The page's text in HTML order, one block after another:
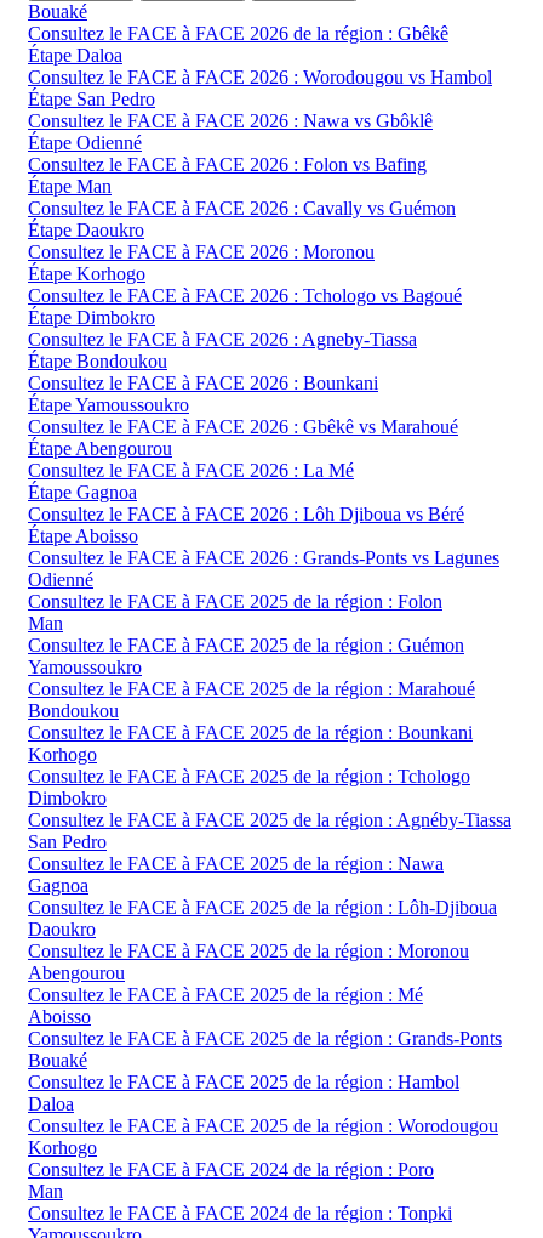
Bouaké
Consultez le FACE à FACE 2026 de la région : Gbêkê
Étape Daloa
Consultez le FACE à FACE 2026 : Worodougou vs Hambol
Étape San Pedro
Consultez le FACE à FACE 2026 : Nawa vs Gbôklê
Étape Odienné
Consultez le FACE à FACE 2026 : Folon vs Bafing
Étape Man
Consultez le FACE à FACE 2026 : Cavally vs Guémon
Étape Daoukro
Consultez le FACE à FACE 2026 : Moronou
Étape Korhogo
Consultez le FACE à FACE 2026 : Tchologo vs Bagoué
Étape Dimbokro
Consultez le FACE à FACE 2026 : Agneby-Tiassa
Étape Bondoukou
Consultez le FACE à FACE 2026 : Bounkani
Étape Yamoussoukro
Consultez le FACE à FACE 2026 : Gbêkê vs Marahoué
Étape Abengourou
Consultez le FACE à FACE 2026 : La Mé
Étape Gagnoa
Consultez le FACE à FACE 2026 : Lôh Djiboua vs Béré
Étape Aboisso
Consultez le FACE à FACE 2026 : Grands-Ponts vs Lagunes
Odienné
Consultez le FACE à FACE 2025 de la région : Folon
Man
Consultez le FACE à FACE 2025 de la région : Guémon
Yamoussoukro
Consultez le FACE à FACE 2025 de la région : Marahoué
Bondoukou
Consultez le FACE à FACE 2025 de la région : Bounkani
Korhogo
Consultez le FACE à FACE 2025 de la région : Tchologo
Dimbokro
Consultez le FACE à FACE 2025 de la région : Agnéby-Tiassa
San Pedro
Consultez le FACE à FACE 2025 de la région : Nawa
Gagnoa
Consultez le FACE à FACE 2025 de la région : Lôh-Djiboua
Daoukro
Consultez le FACE à FACE 2025 de la région : Moronou
Abengourou
Consultez le FACE à FACE 2025 de la région : Mé
Aboisso
Consultez le FACE à FACE 2025 de la région : Grands-Ponts
Bouaké
Consultez le FACE à FACE 2025 de la région : Hambol
Daloa
Consultez le FACE à FACE 2025 de la région : Worodougou
Korhogo
Consultez le FACE à FACE 2024 de la région : Poro
Man
Consultez le FACE à FACE 2024 de la région : Tonpki